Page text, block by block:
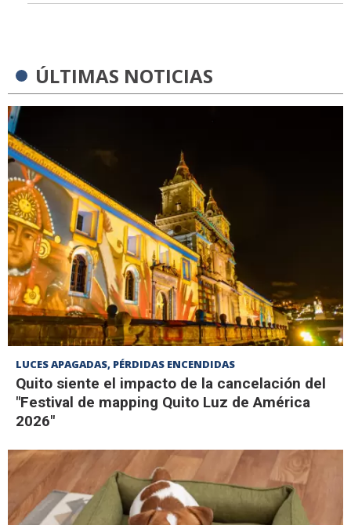
ÚLTIMAS NOTICIAS
LUCES APAGADAS, PÉRDIDAS ENCENDIDAS
Quito siente el impacto de la cancelación del
"Festival de mapping Quito Luz de América
2026"